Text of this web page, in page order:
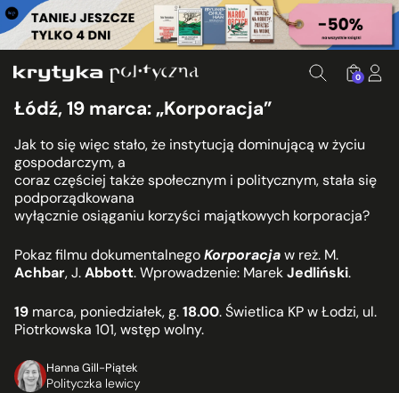
0
Łódź, 19 marca: „Korporacja”
Jak to się więc stało, że instytucją dominującą w życiu
gospodarczym, a
coraz częściej także społecznym i politycznym, stała się
podporządkowana
wyłącznie osiąganiu korzyści majątkowych korporacja?
Pokaz filmu dokumentalnegoKorporacjaw reż. M.
Achbar, J.Abbott. Wprowadzenie: MarekJedliński.
19 marca, poniedziałek, g.18.00. Świetlica KP w Łodzi, ul.
Piotrkowska 101, wstęp wolny.
Hanna Gill-Piątek
Polityczka lewicy